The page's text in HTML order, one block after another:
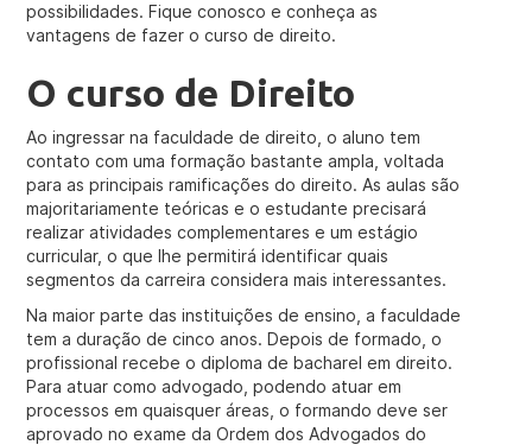
possibilidades. Fique conosco e conheça as
vantagens de fazer o curso de direito.
O curso de Direito
Ao ingressar na faculdade de direito, o aluno tem
contato com uma formação bastante ampla, voltada
para as principais ramificações do direito. As aulas são
majoritariamente teóricas e o estudante precisará
realizar atividades complementares e um estágio
curricular, o que lhe permitirá identificar quais
segmentos da carreira considera mais interessantes.
Na maior parte das instituições de ensino, a faculdade
tem a duração de cinco anos. Depois de formado, o
profissional recebe o diploma de bacharel em direito.
Para atuar como advogado, podendo atuar em
processos em quaisquer áreas, o formando deve ser
aprovado no exame da Ordem dos Advogados do